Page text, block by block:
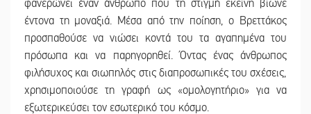
φανερώνει έναν άνθρωπο που τη στιγμή εκείνη βίωνε
έντονα τη μοναξιά. Μέσα από την ποίηση, ο Βρεττάκος
προσπαθούσε να νιώσει κοντά του τα αγαπημένα του
πρόσωπα και να παρηγορηθεί. Όντας ένας άνθρωπος
φιλήσυχος και σιωπηλός στις διαπροσωπικές του σχέσεις,
χρησιμοποιούσε τη γραφή ως «ομολογητήριο» για να
εξωτερικεύσει τον εσωτερικό του κόσμο.